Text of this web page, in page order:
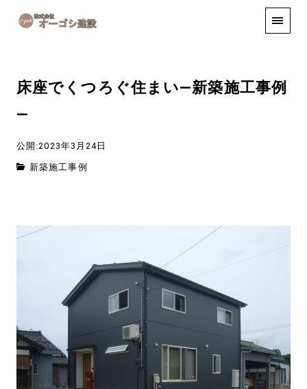
手しごと
床座でくつろぐ住まい―新築施工事例
―
公開:2023年3月24日
新築施工事例